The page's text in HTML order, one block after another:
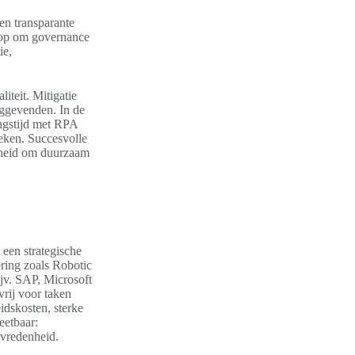
transparante
om governance
Mitigatie
In de
met RPA
Succesvolle
om duurzaam
strategische
zoals Robotic
SAP, Microsoft
voor taken
sterke